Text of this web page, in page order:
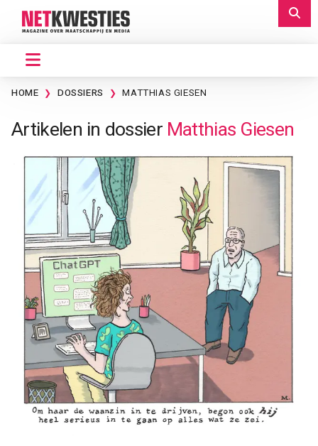
HOME DOSSIERS MATTHIAS GIESEN
Artikelen in dossier Matthias Giesen